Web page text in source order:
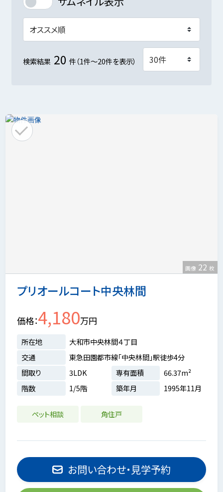
検索結果 20 件（1件～20件を表示）
プリオールコート中央林間
画像 22 枚
価格 4,180万円
所在地
大和市中央林間４丁目
交通
東急田園都市線「中央林間」駅徒歩4分
間取り
3LDK 専有面積
66.37m²
階数
1/5階 築年月 1995年11月
ペット相談 角住戸
お問い合わせ・見学予約